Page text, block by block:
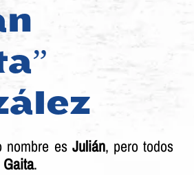
es Julián, pero todos
Gaita.